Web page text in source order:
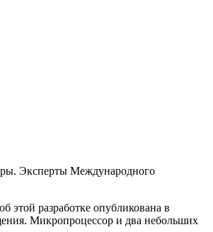
Эксперты Международного
этой разработке опубликована в
Микропроцессор и два небольших